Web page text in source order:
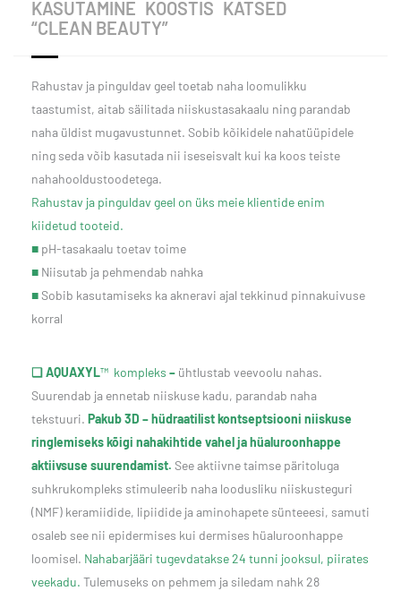
KASUTAMINE KOOSTIS KATSED
“CLEAN BEAUTY”
Rahustav ja pinguldav geel toetab naha loomulikku
taastumist, aitab säilitada niiskustasakaalu ning parandab
naha üldist mugavustunnet. Sobib kõikidele nahatüüpidele
ning seda võib kasutada nii iseseisvalt kui ka koos teiste
nahahooldustoodetega.
Rahustav ja pinguldav geel on üks meie klientide enim
kiidetud tooteid.
■ pH-tasakaalu toetav toime
■ Niisutab ja pehmendab nahka
■Sobib kasutamiseks ka akneravi ajal tekkinud pinnakuivuse
korral
❑ AQUAXYL™ kompleks – ühtlustab veevoolu nahas.
Suurendab ja ennetab niiskuse kadu, parandab naha
tekstuuri. Pakub 3D – hüdraatilist kontseptsiooni niiskuse
ringlemiseks kõigi nahakihtide vahel ja hüaluroonhappe
aktiivsuse suurendamist. See aktiivne taimse päritoluga
suhkrukompleks stimuleerib naha loodusliku niiskusteguri
(NMF) keramiidide, lipiidide ja aminohapete sünteeesi, samuti
osaleb see nii epidermises kui dermises hüaluroonhappe
loomisel. Nahabarjääri tugevdatakse 24 tunni jooksul, piirates
veekadu. Tulemuseks on pehmem ja siledam nahk 28